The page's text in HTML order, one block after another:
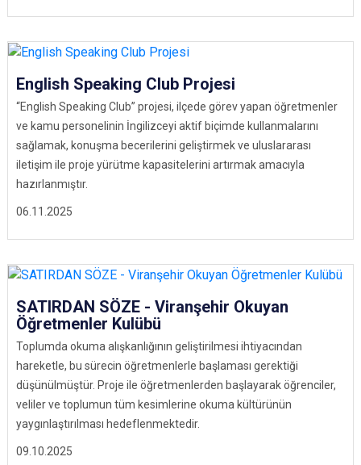
06.11.2025
English Speaking Club Projesi
“English Speaking Club” projesi, ilçede görev yapan öğretmenler
ve kamu personelinin İngilizceyi aktif biçimde kullanmalarını
sağlamak, konuşma becerilerini geliştirmek ve uluslararası
iletişim ile proje yürütme kapasitelerini artırmak amacıyla
hazırlanmıştır.
09.10.2025
SATIRDAN SÖZE - Viranşehir Okuyan
Öğretmenler Kulübü
Toplumda okuma alışkanlığının geliştirilmesi ihtiyacından
hareketle, bu sürecin öğretmenlerle başlaması gerektiği
düşünülmüştür. Proje ile öğretmenlerden başlayarak öğrenciler,
veliler ve toplumun tüm kesimlerine okuma kültürünün
yaygınlaştırılması hedeflenmektedir.